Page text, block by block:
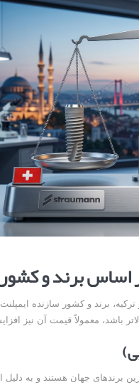
اساس برند و
ترکیه، برند و کشور سازنده
باشد، معمولاً قیمت آن نیز
برندهای جهان هستند و به دلیل